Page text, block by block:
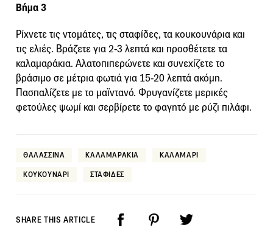
Βήμα 3
Ρίχνετε τις ντομάτες, τις σταφίδες, τα κουκουνάρια και
τις ελιές. Βράζετε για 2-3 λεπτά και προσθέτετε τα
καλαμαράκια. Αλατοπιπερώνετε και συνεχίζετε το
βράσιμο σε μέτρια φωτιά για 15-20 λεπτά ακόμη.
Πασπαλίζετε με το μαϊντανό. Φρυγανίζετε μερικές
φετούλες ψωμί και σερβίρετε το φαγητό με ρύζι πιλάφι.
ΘΑΛΑΣΣΙΝΑ ΚΑΛΑΜΑΡΑΚΙΑ ΚΑΛΑΜΑΡΙ
ΚΟΥΚΟΥΝΑΡΙ ΣΤΑΦΙΔΕΣ
SHARE THIS ARTICLE